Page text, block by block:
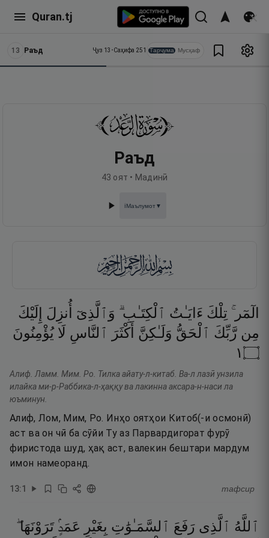
Quran.tj
13 Раъд Ҷуз 13 •Саҳифа 251 Тарҷума Мусҳаф
Раъд
43 оят • Мадинӣ
ℹ️Маълумот▼
الٓمٓر ۚ تِلْكَ ءَايَـٰتُ ٱلْكِتَـٰبِ ۗ وَٱلَّذِىٓ أُنزِلَ
إِلَيْكَ
مِن رَّبِّكَ ٱلْحَقُّ وَلَـٰكِنَّ أَكْثَرَ ٱلنَّاسِ لَا يُؤْمِنُونَ
۝١
Алиф. Ламм. Мим. Ро. Тилка айату-л-китаб. Ва-л лазӣ унзила
илайка ми-р-Раббика-л-ҳаққу ва лакинна аксара-н-наси ла
юъминун.
Алиф, Лом, Мим, Ро. Инҳо оятҳои Китоб(-и осмонӣ)
аст ва он чӣ ба сӯйи Ту аз Парвардигорат фурӯ
фиристода шуд, ҳақ аст, валекин бештари мардум
имон намеоранд.
13:1 тафсир
ٱللَّهُ ٱلَّذِى رَفَعَ ٱلسَّمَـٰوَٰتِ بِغَيْرِ عَمَدٍۢ تَرَوْنَهَا ۖ